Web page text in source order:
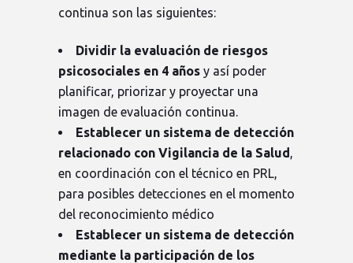
continua son las siguientes:
Dividir la evaluación de riesgos
psicosociales en 4 años y así poder
planificar, priorizar y proyectar una
imagen de evaluación continua.
Establecer un sistema de detección
relacionado con Vigilancia de la Salud,
en coordinación con el técnico en PRL,
para posibles detecciones en el momento
del reconocimiento médico
Establecer un sistema de detección
mediante la participación de los